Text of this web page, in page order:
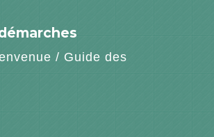
/ Guide des